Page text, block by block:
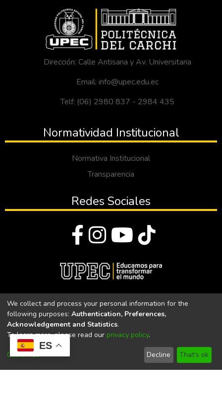
ES
Dirección: Calle Antisana y Av. Universitaria
Email: info@upec.edu.ec
Telf: (06) 2980 837 - 2984 435
Normatividad Institucional
Normativa Institucional
Transparencia
Redes Sociales
Universidad Politécnica Estatal del Carchi
Universidad Politécnica Estatal del Carchi | Acreditada por el
CACES Resolución N°. 160-SE-33-CACES-2020
We collect and process your personal information for the
following purposes: Authentication, Preferences,
Acknowledgement and Statistics.
To learn more, please read our privacy policy.
Customize Decline That's ok